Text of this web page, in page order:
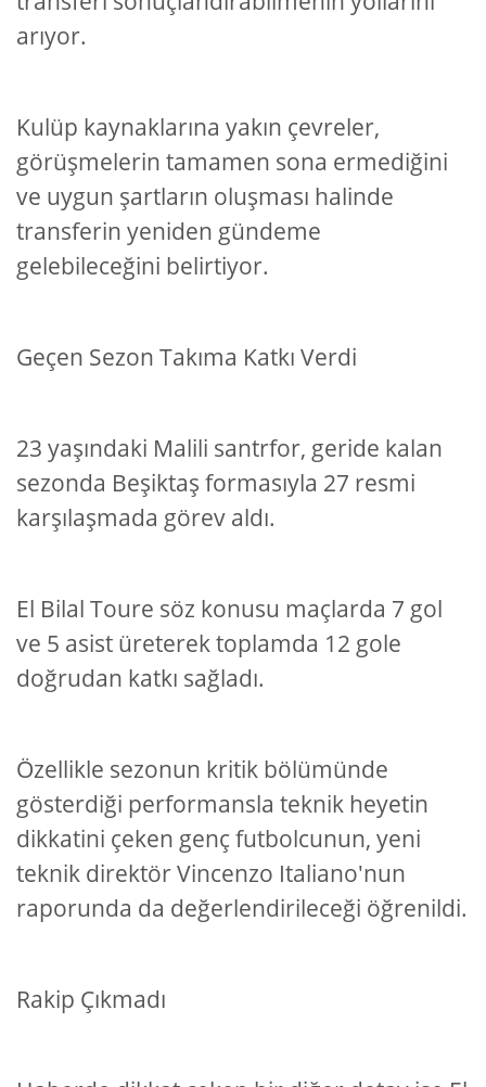
arıyor.
Kulüp kaynaklarına yakın çevreler,
görüşmelerin tamamen sona ermediğini
ve uygun şartların oluşması halinde
transferin yeniden gündeme
gelebileceğini belirtiyor.
Geçen Sezon Takıma Katkı Verdi
23 yaşındaki Malili santrfor, geride kalan
sezonda Beşiktaş formasıyla 27 resmi
karşılaşmada görev aldı.
El Bilal Toure söz konusu maçlarda 7 gol
ve 5 asist üreterek toplamda 12 gole
doğrudan katkı sağladı.
Özellikle sezonun kritik bölümünde
gösterdiği performansla teknik heyetin
dikkatini çeken genç futbolcunun, yeni
teknik direktör Vincenzo Italiano'nun
raporunda da değerlendirileceği öğrenildi.
Rakip Çıkmadı